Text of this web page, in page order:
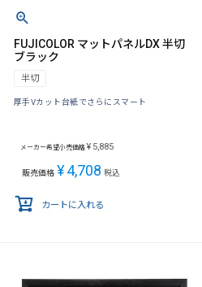
FUJICOLOR マットパネルDX 半切
ブラック
半切
厚手Vカット台紙でさらにスマート
メーカー希望小売価格 ¥ 5,885
販売価格 ¥4,708 税込
カートに入れる